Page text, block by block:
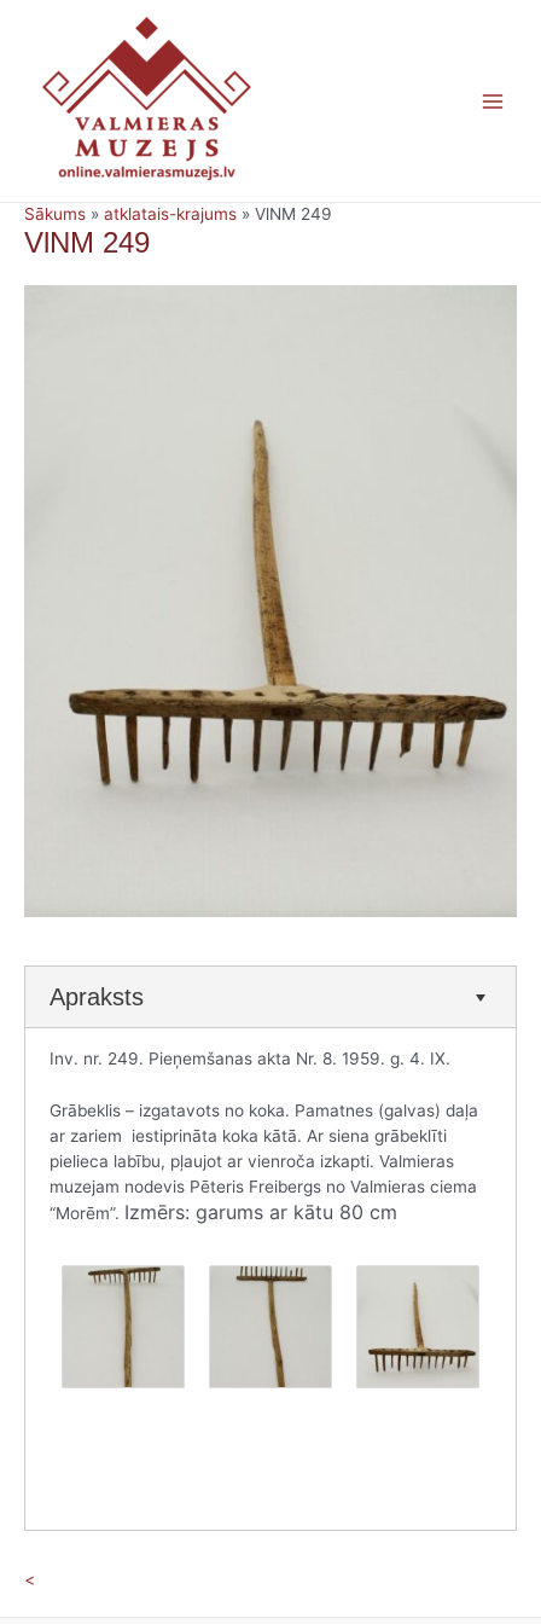
Sākums » atklatais-krajums » VlNM 249
VlNM 249
Apraksts
Inv. nr. 249. Pieņemšanas akta Nr. 8. 1959. g. 4. IX.
Grābeklis – izgatavots no koka. Pamatnes (galvas) daļa
ar zariem iestiprināta koka kātā. Ar siena grābeklīti
pielieca labību, pļaujot ar vienroča izkapti. Valmieras
muzejam nodevis Pēteris Freibergs no Valmieras ciema
“Morēm”. Izmērs: garums ar kātu 80 cm
<